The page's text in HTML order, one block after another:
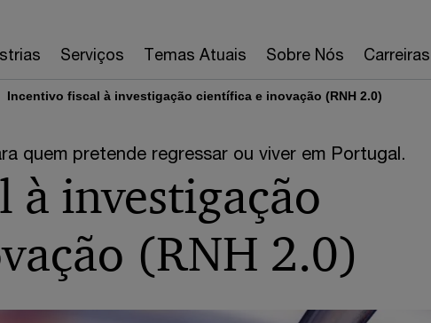
Serviços Temas Atuais Sobre Nós Carreiras
Incentivo fiscal à investigação científica e inovação (RNH 2.0)
quem pretende regressar ou viver em Portugal.
à investigação
(RNH 2.0)